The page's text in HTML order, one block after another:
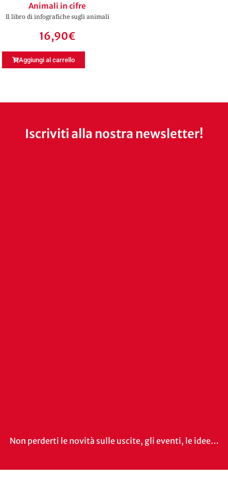
Animali in cifre
Il libro di infografiche sugli animali
16,90€
Aggiungi al carrello
Iscriviti alla nostra newsletter!
Non perderti le novità sulle uscite, gli eventi, le idee…